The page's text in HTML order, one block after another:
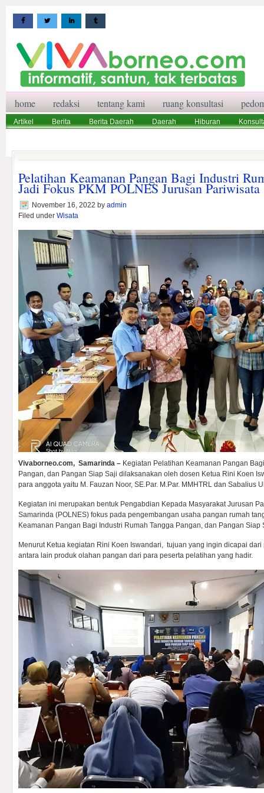
home redaksi tentang kami ruang konsultasi
Artikel Berita Berita Daerah Daerah Hiburan
Pelatihan Keamanan Pangan Bagi Industri
Jadi Fokus PKM POLNES Jurusan Pariwisata
November 16, 2022 by admin
Filed under Wisata
Vivaborneo.com, Samarinda – Kegiatan Pelatihan Keamanan Pangan
Pangan, dan Pangan Siap Saji dilaksanakan oleh dosen Ketua Rini Koen
para anggota yaitu M. Fauzan Noor, SE.Par. M.Par. MMHTRL dan Sabalius
Kegiatan ini merupakan bentuk Pengabdian Kepada Masyarakat Jurusan
Samarinda (POLNES) fokus pada pengembangan usaha pangan rumah
Keamanan Pangan Bagi Industri Rumah Tangga Pangan, dan Pangan Siap
Menurut Ketua kegiatan Rini Koen Iswandari, tujuan yang ingin dicapai
antara lain produk olahan pangan dari para peserta pelatihan yang hadir.